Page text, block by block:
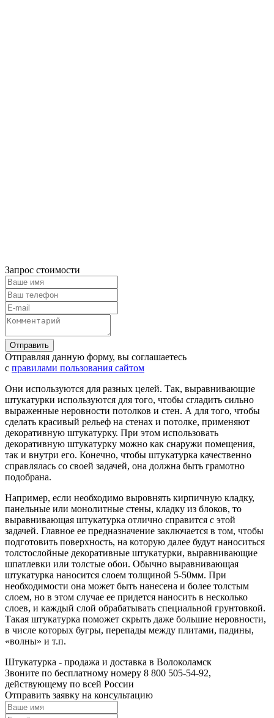
Запрос стоимости
Отправляя данную форму, вы соглашаетесь
с правилами пользования сайтом
Они используются для разных целей. Так, выравнивающие
штукатурки используются для того, чтобы сгладить сильно
выраженные неровности потолков и стен. А для того, чтобы
сделать красивый рельеф на стенах и потолке, применяют
декоративную штукатурку. При этом использовать
декоративную штукатурку можно как снаружи помещения,
так и внутри его. Конечно, чтобы штукатурка качественно
справлялась со своей задачей, она должна быть грамотно
подобрана.
Например, если необходимо выровнять кирпичную кладку,
панельные или монолитные стены, кладку из блоков, то
выравнивающая штукатурка отлично справится с этой
задачей. Главное ее предназначение заключается в том, чтобы
подготовить поверхность, на которую далее будут наноситься
толстослойные декоративные штукатурки, выравнивающие
шпатлевки или толстые обои. Обычно выравнивающая
штукатурка наносится слоем толщиной 5-50мм. При
необходимости она может быть нанесена и более толстым
слоем, но в этом случае ее придется наносить в несколько
слоев, и каждый слой обрабатывать специальной грунтовкой.
Такая штукатурка поможет скрыть даже большие неровности,
в числе которых бугры, перепады между плитами, падины,
«волны» и т.п.
Штукатурка - продажа и доставка в Волоколамск
Звоните по бесплатному номеру 8 800 505-54-92,
действующему по всей России
Отправить заявку на консультацию